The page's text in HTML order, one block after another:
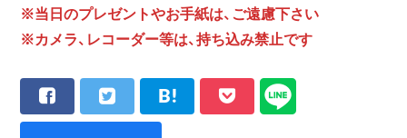
※当日のプレゼントやお手紙は、ご遠慮下さい
※カメラ、レコーダー等は、持ち込み禁止です